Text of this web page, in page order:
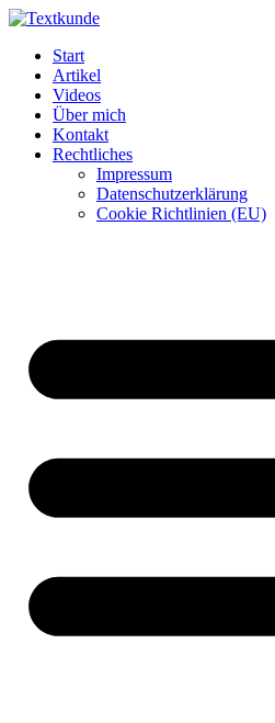
Zum
wechseln
Start
Artikel
Videos
Über mich
Kontakt
Rechtliches
Impressum
Datenschutzerklärung
Cookie Richtlinien (EU)